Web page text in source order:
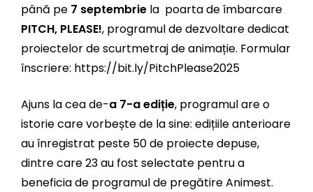
până pe 7 septembrie la poarta de îmbarcare
PITCH, PLEASE!, programul de dezvoltare dedicat
proiectelor de scurtmetraj de animație. Formular
înscriere: https://bit.ly/PitchPlease2025
Ajuns la cea de-a 7-a ediție, programul are o
istorie care vorbește de la sine: edițiile anterioare
au înregistrat peste 50 de proiecte depuse,
dintre care 23 au fost selectate pentru a
beneficia de programul de pregătire Animest.